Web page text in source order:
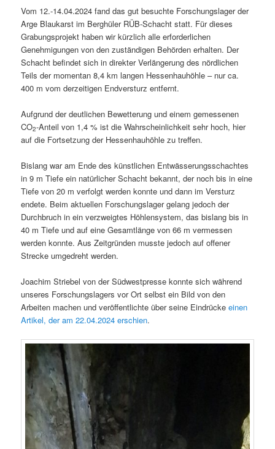
Vom 12.-14.04.2024 fand das gut besuchte Forschungslager der
Arge Blaukarst im Berghüler RÜB-Schacht statt. Für dieses
Grabungsprojekt haben wir kürzlich alle erforderlichen
Genehmigungen von den zuständigen Behörden erhalten. Der
Schacht befindet sich in direkter Verlängerung des nördlichen
Teils der momentan 8,4 km langen Hessenhauhöhle – nur ca.
400 m vom derzeitigen Endversturz entfernt.
Aufgrund der deutlichen Bewetterung und einem gemessenen
CO2-Anteil von 1,4 % ist die Wahrscheinlichkeit sehr hoch, hier
auf die Fortsetzung der Hessenhauhöhle zu treffen.
Bislang war am Ende des künstlichen Entwässerungsschachtes
in 9 m Tiefe ein natürlicher Schacht bekannt, der noch bis in eine
Tiefe von 20 m verfolgt werden konnte und dann im Versturz
endete. Beim aktuellen Forschungslager gelang jedoch der
Durchbruch in ein verzweigtes Höhlensystem, das bislang bis in
40 m Tiefe und auf eine Gesamtlänge von 66 m vermessen
werden konnte. Aus Zeitgründen musste jedoch auf offener
Strecke umgedreht werden.
Joachim Striebel von der Südwestpresse konnte sich während
unseres Forschungslagers vor Ort selbst ein Bild von den
Arbeiten machen und veröffentlichte über seine Eindrückeeinen
Artikel, der am 22.04.2024 erschien.